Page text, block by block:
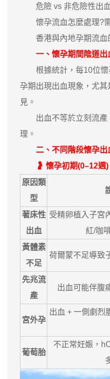
危險 vs 非危險性出血
懷孕流血怎麼處理?需
香港與內地孕期流血
一、懷孕期間陰道出
根據統計，每10位懷
孕期出現出血現象，尤
見。
出血不等於立刻流產
理。
二、不同階段懷孕出
🤰 懷孕初期(0–12週
原因類
型
著床性
出血
受精卵植入子宮
紅/咖
黃體素
不足
荷爾蒙不足導致
先兆流
產
出血可能伴腹
宮外孕
出血 + 一側劇烈
葡萄胎
不正常妊娠，